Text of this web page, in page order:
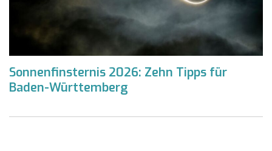
Sonnenfinsternis 2026: Zehn Tipps für
Baden-Württemberg